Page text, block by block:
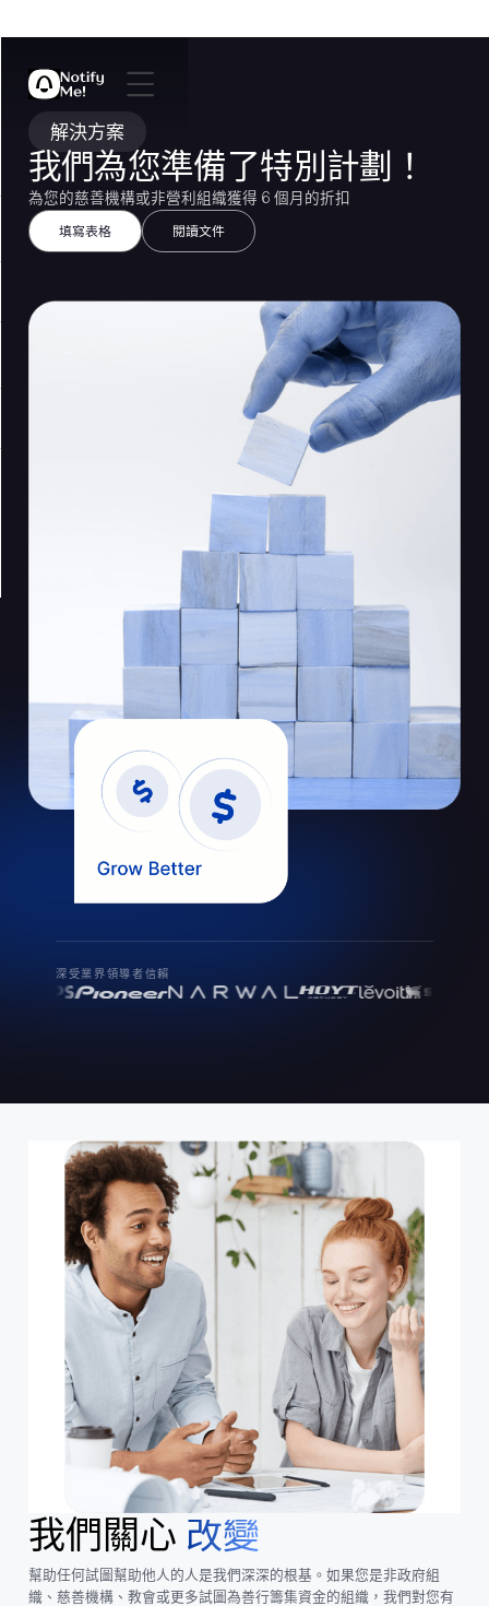
解決方案
我們為您準備了特別計劃！
為您的慈善機構或非營利組織獲得 6 個月的折扣
填寫表格 閱讀文件
深受業界領導者信賴
我們關心 改變
幫助任何試圖幫助他人的人是我們深深的根基。如果您是非政府組
織、慈善機構、教會或更多試圖為善行籌集資金的組織，我們對您有